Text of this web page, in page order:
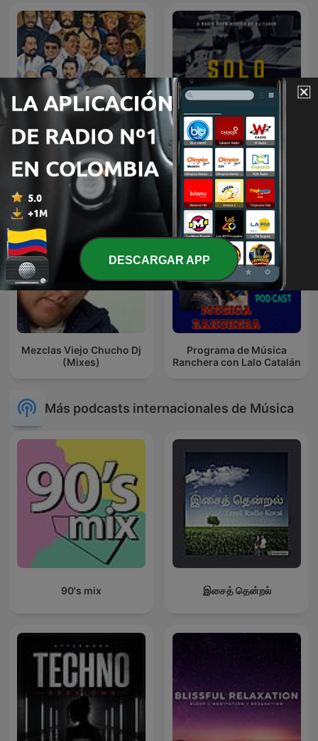
BOLEROS EN VOCES
SALSERAS
Solo Salsa
Mezclas Viejo Chucho Dj
(Mixes)
Programa de Música
Ranchera con Lalo Catalán
Más podcasts internacionales de Música
90's mix இசைத் தென்றல்
DESCARGAR APP